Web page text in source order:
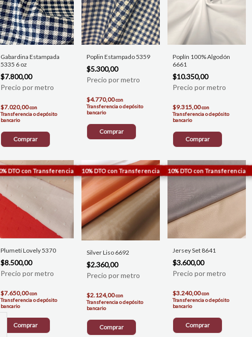
Gabardina Estampada
5335 6 oz
$7.800,00
$7.020,00con
Transferencia o depósito
bancario
Comprar
Poplin Estampado 5359
$5.300,00
$4.770,00con
Transferencia o depósito
bancario
Comprar
Poplín 100% Algodón
6661
$10.350,00
$9.315,00con
Transferencia o depósito
bancario
Comprar
Plumetí Lovely 5370
$8.500,00
$7.650,00con
Transferencia o depósito
bancario
Comprar
Silver Liso 6692
$2.360,00
$2.124,00con
Transferencia o depósito
bancario
Comprar
Jersey Set 8641
$3.600,00
$3.240,00con
Transferencia o depósito
bancario
Comprar